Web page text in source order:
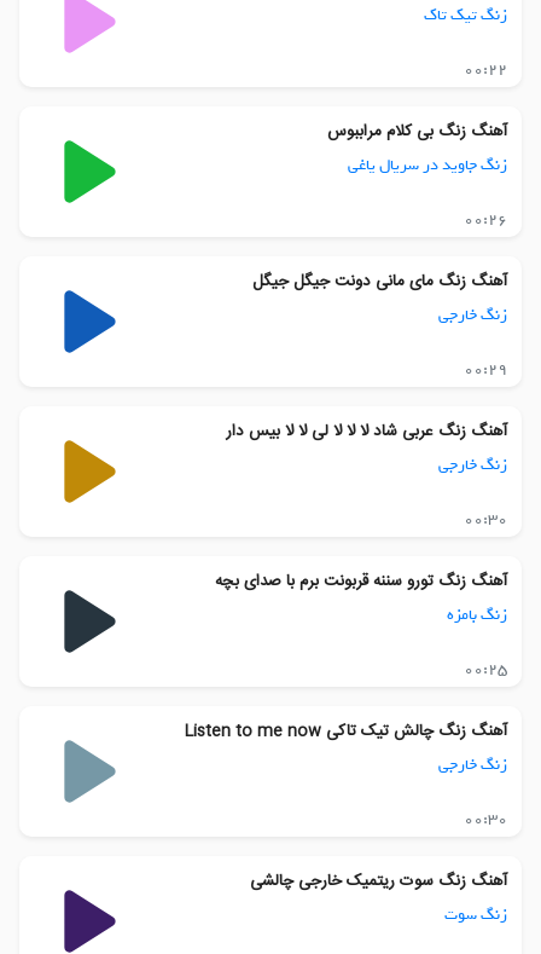
زنگ تیک تاک
00:22
آهنگ زنگ بی کلام مراببوس
زنگ جاوید در سریال یاغی
00:26
آهنگ زنگ مای مانی دونت جیگل جیگل
زنگ خارجی
00:29
آهنگ زنگ عربی شاد لا لا لا لی لا لا بیس دار
زنگ خارجی
00:30
آهنگ زنگ تورو سننه قربونت برم با صدای بچه
زنگ بامزه
00:25
آهنگ زنگ چالش تیک تاکی Listen to me now
زنگ خارجی
00:30
آهنگ زنگ سوت ریتمیک خارجی چالشی
زنگ سوت